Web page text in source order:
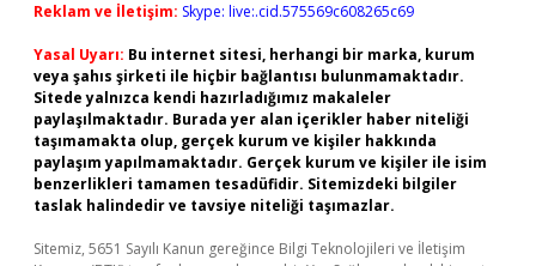
Reklam ve İletişim: Skype: live:.cid.575569c608265c69
Yasal Uyarı: Bu internet sitesi, herhangi bir marka, kurum
veya şahıs şirketi ile hiçbir bağlantısı bulunmamaktadır.
Sitede yalnızca kendi hazırladığımız makaleler
paylaşılmaktadır. Burada yer alan içerikler haber niteliği
taşımamakta olup, gerçek kurum ve kişiler hakkında
paylaşım yapılmamaktadır. Gerçek kurum ve kişiler ile isim
benzerlikleri tamamen tesadüfidir. Sitemizdeki bilgiler
taslak halindedir ve tavsiye niteliği taşımazlar.
Sitemiz, 5651 Sayılı Kanun gereğince Bilgi Teknolojileri ve İletişim